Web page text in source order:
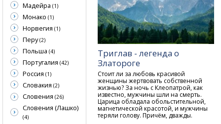
Триглав - легенда о
Златороге
Стоит ли за любовь красивой
женщины жертвовать собственной
жизнью? За ночь с Клеопатрой, как
известно, мужчины шли на смерть.
Царица обладала обольстительной,
магнетической красотой, и мужчины
теряли голову. Причём, дважды.
Мадейра (1)
Монако (1)
Норвегия (1)
Перу(2)
Польша (4)
Португалия (42)
Россия (1)
Словакия (2)
Словения (26)
Словения (Лашко)
(4)